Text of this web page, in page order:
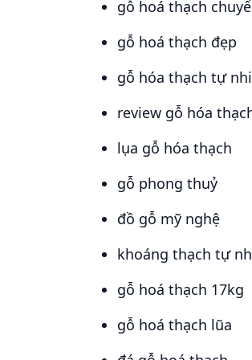
gỗ hoá thạch
gỗ hoá thạch đẹp
gỗ hóa thạch tự
review gỗ hóa
lụa gỗ hóa thạch
gỗ phong thuỷ
đồ gỗ mỹ nghệ
khoáng thạch tự
gỗ hoá thạch 17kg
gỗ hoá thạch lũa